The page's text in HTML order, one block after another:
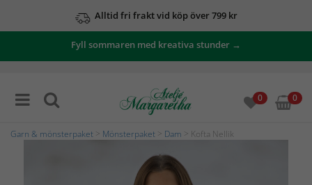
Alltid fri frakt vid köp över 799 kr
Fyll sommaren med kreativa stunder →
0 0
Garn & mönsterpaket Mönsterpaket Dam > Kofta Nellik